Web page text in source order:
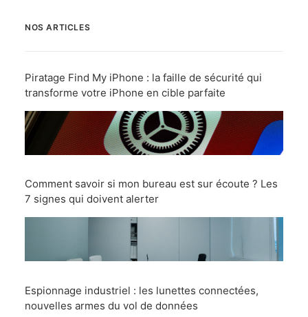
NOS ARTICLES
Piratage Find My iPhone : la faille de sécurité qui
transforme votre iPhone en cible parfaite
Comment savoir si mon bureau est sur écoute ? Les
7 signes qui doivent alerter
Espionnage industriel : les lunettes connectées,
nouvelles armes du vol de données